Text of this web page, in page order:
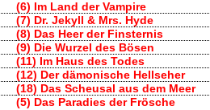
(6) Im Land der Vampire
(7) Dr. Jekyll & Mrs. Hyde
(8) Das Heer der Finsternis
(9) Die Wurzel des Bösen
(11) Im Haus des Todes
(12) Der dämonische Hellseher
(18) Das Scheusal aus dem Meer
(5) Das Paradies der Frösche